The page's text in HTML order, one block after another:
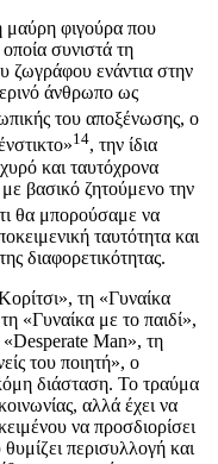
μαύρη φιγούρα που
συνιστά τη
ζωγράφου ενάντια στην
άνθρωπο ως
του αποξένωσης, ο
14, την ίδια
και ταυτόχρονα
βασικό ζητούμενο την
θα μπορούσαμε να
ταυτότητα και
διαφορετικότητας.
τη «Γυναίκα
«Γυναίκα με το παιδί»,
Man», τη
του ποιητή», ο
διάσταση. Το τραύμα
αλλά έχει να
να προσδιορίσει
περισυλλογή και